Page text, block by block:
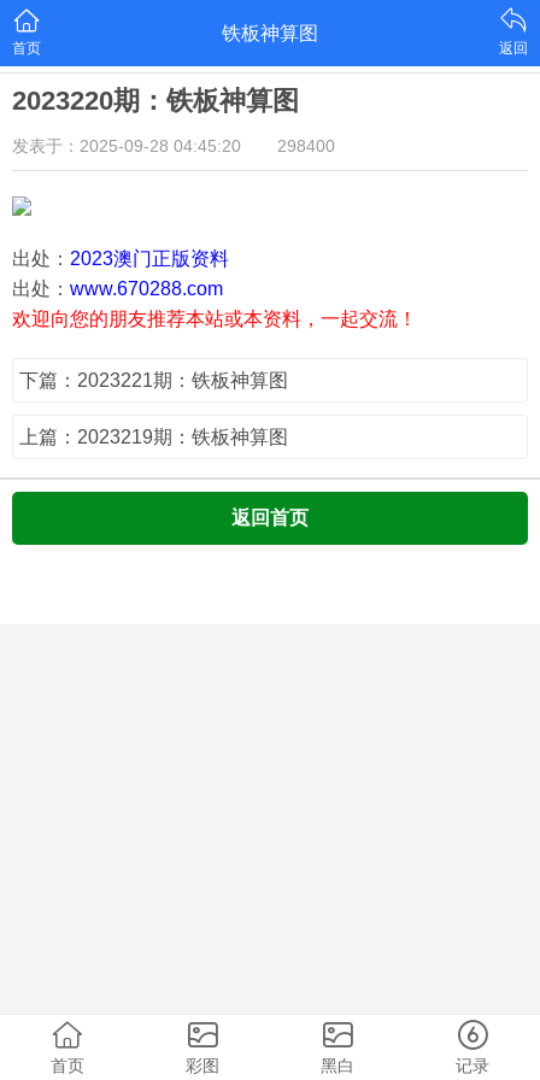
首页
铁板神算图
返回
2023220期：铁板神算图
发表于：2025-09-28 04:45:20 298400
出处： 2023澳门正版资料
出处： www.670288.com
欢迎向您的朋友推荐本站或本资料，一起交流！
下篇：2023221期：铁板神算图
上篇：2023219期：铁板神算图
返回首页
首页 彩图 黑白 记录